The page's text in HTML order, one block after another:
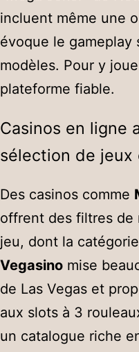
incluent même une
évoque le gameplay
modèles. Pour y
plateforme fiable.
Casinos en ligne
sélection de jeux
Des casinos comme
offrent des filtres de
jeu, dont la
Vegasino mise
de Las Vegas et
aux slots à 3
un catalogue riche